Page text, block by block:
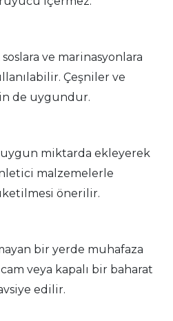
ve marinasyonlara
Çeşniler ve
de uygundur.
uygun miktarda ekleyerek
malzemelerle
önerilir.
bir yerde muhafaza
veya kapalı bir baharat
edilir.